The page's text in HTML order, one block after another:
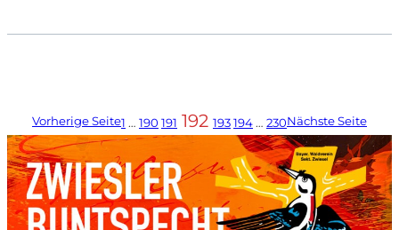
Vorherige Seite1 … 190 191 192 193194… 230Nächste Seite